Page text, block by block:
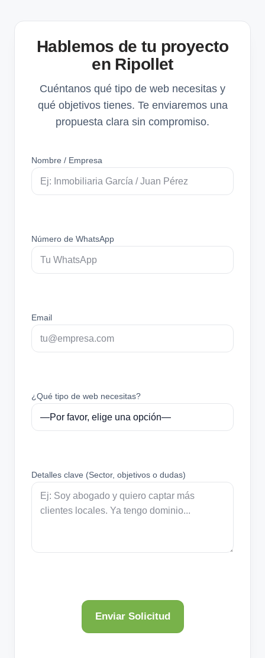
Hablemos de tu proyecto
en Ripollet
Cuéntanos qué tipo de web necesitas y
qué objetivos tienes. Te enviaremos una
propuesta clara sin compromiso.
Nombre / Empresa
Número de WhatsApp
Email
¿Qué tipo de web necesitas?
Detalles clave (Sector, objetivos o dudas)